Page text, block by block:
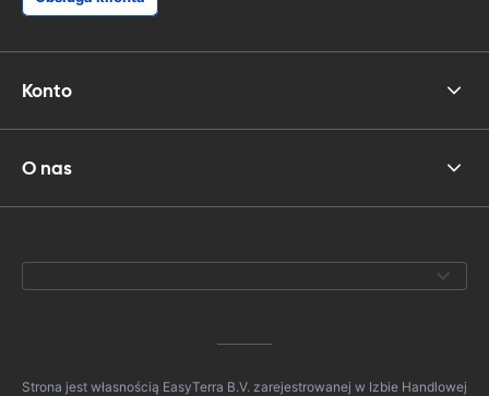
Konto
O nas
Strona jest własnością EasyTerra B.V. zarejestrowanej w Izbie Handlowej